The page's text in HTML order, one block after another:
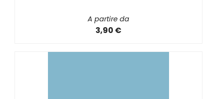
A partire da
3,90 €